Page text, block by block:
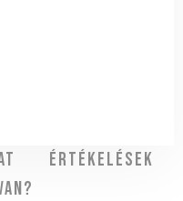
Értékelések